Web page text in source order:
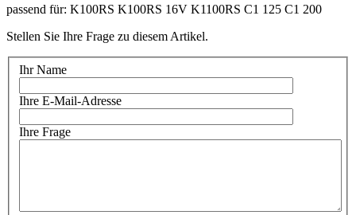
passend für: K100RS K100RS 16V K1100RS C1 125 C1 200
Stellen Sie Ihre Frage zu diesem Artikel.
Ihr Name
Ihre E-Mail-Adresse
Ihre Frage